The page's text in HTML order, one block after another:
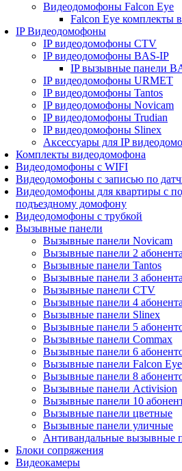
Видеодомофоны Falcon Eye
Falcon Eye комплекты
IP Видеодомофоны
IP видеодомофоны CTV
IP видеодомофоны BAS-IP
IP вызывные панели
IP видеодомофоны URMET
IP видеодомофоны Tantos
IP видеодомофоны Novicam
IP видеодомофоны Trudian
IP видеодомофоны Slinex
Аксессуары для IP
Комплекты видеодомофона
Видеодомофоны с WIFI
Видеодомофоны с записью по
Видеодомофоны для квартиры с
подъездному домофону
Видеодомофоны с трубкой
Вызывные панели
Вызывные панели Novicam
Вызывные панели 2 абонента
Вызывные панели Tantos
Вызывные панели 3 абонента
Вызывные панели CTV
Вызывные панели 4 абонента
Вызывные панели Slinex
Вызывные панели 5
Вызывные панели Commax
Вызывные панели 6
Вызывные панели Falcon Eye
Вызывные панели 8
Вызывные панели Activision
Вызывные панели 10
Вызывные панели цветные
Вызывные панели уличные
Антивандальные вызывные
Блоки сопряжения
Видеокамеры